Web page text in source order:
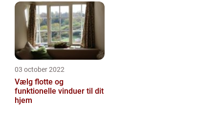
03 october 2022
Vælg flotte og
funktionelle vinduer til dit
hjem